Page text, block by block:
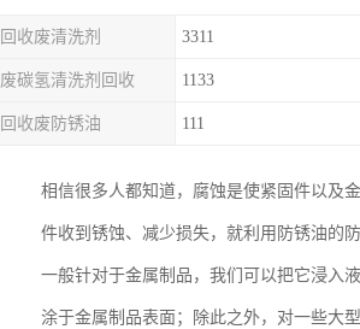
回收废清洗剂 3311
废碳氢清洗剂回收 1133
回收废防锈油 111
相信很多人都知道，腐蚀是使紧固件以及
件收到锈蚀、减少损失，就利用防锈油的
一般针对于金属制品，我们可以把它浸入
涂于金属制品表面；除此之外，对一些大